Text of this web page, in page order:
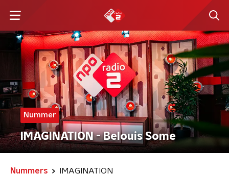
Nummer
IMAGINATION - Belouis Some
Nummers IMAGINATION